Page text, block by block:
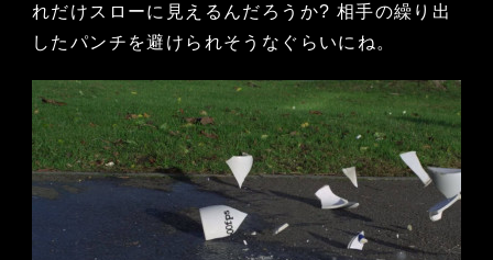
れだけスローに見えるんだろうか? 相手の繰り出
したパンチを避けられそうなぐらいにね。